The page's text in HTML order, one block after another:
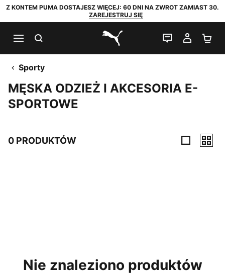
Z KONTEM PUMA DOSTAJESZ WIĘCEJ: 60 DNI NA ZWROT ZAMIAST 30.
ZAREJESTRUJ SIĘ
PUMA.com
CZAT NA
MOJE
Sporty
MĘSKA ODZIEŻ I AKCESORIA E-
SPORTOWE
0 PRODUKTÓW
Nie znaleziono produktów